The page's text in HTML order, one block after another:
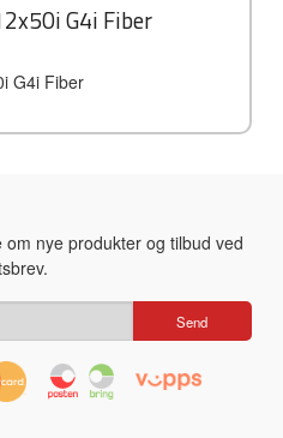
G4i Fiber
G4i Fiber
nye produkter og tilbud ved